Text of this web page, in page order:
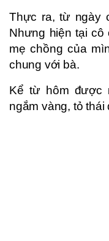
Thực ra, từ ngày
Nhưng hiện tại cô
mẹ chồng của
chung với bà.
Kể từ hôm được
ngắm vàng, tỏ